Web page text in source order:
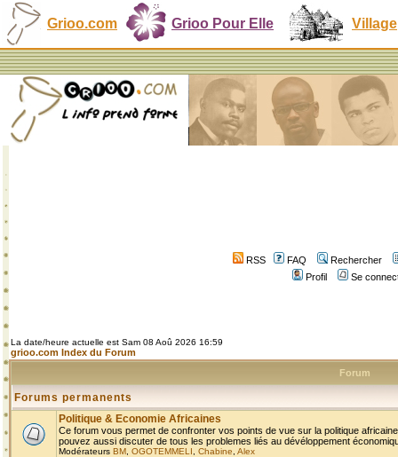
Grioo.com Grioo Pour Elle Village
RSS FAQ
Rechercher
Profil
Se
La date/heure actuelle est Sam 08 Aoû 2026 16:59
grioo.com Index du Forum
Forum
Forums permanents
Politique & Economie Africaines
Ce forum vous permet de confronter vos points de vue sur la politique
pouvez aussi discuter de tous les problemes liés au dévéloppement
Modérateurs BM OGOTEMMELI Chabine Alex